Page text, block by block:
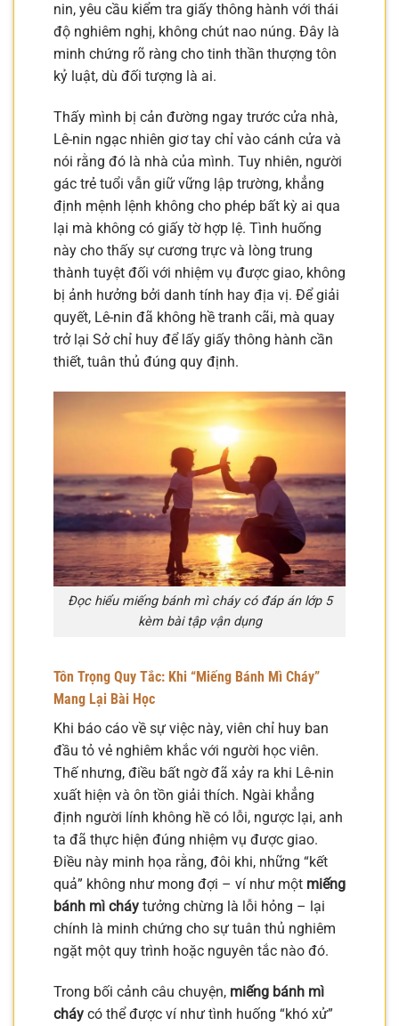
nin, yêu cầu kiểm tra giấy thông hành với thái
độ nghiêm nghị, không chút nao núng. Đây là
minh chứng rõ ràng cho tinh thần thượng tôn
kỷ luật, dù đối tượng là ai.
Thấy mình bị cản đường ngay trước cửa nhà,
Lê-nin ngạc nhiên giơ tay chỉ vào cánh cửa và
nói rằng đó là nhà của mình. Tuy nhiên, người
gác trẻ tuổi vẫn giữ vững lập trường, khẳng
định mệnh lệnh không cho phép bất kỳ ai qua
lại mà không có giấy tờ hợp lệ. Tình huống
này cho thấy sự cương trực và lòng trung
thành tuyệt đối với nhiệm vụ được giao, không
bị ảnh hưởng bởi danh tính hay địa vị. Để giải
quyết, Lê-nin đã không hề tranh cãi, mà quay
trở lại Sở chỉ huy để lấy giấy thông hành cần
thiết, tuân thủ đúng quy định.
Đọc hiểu miếng bánh mì cháy có đáp án lớp 5
kèm bài tập vận dụng
Tôn Trọng Quy Tắc: Khi “Miếng Bánh Mì Cháy”
Mang Lại Bài Học
Khi báo cáo về sự việc này, viên chỉ huy ban
đầu tỏ vẻ nghiêm khắc với người học viên.
Thế nhưng, điều bất ngờ đã xảy ra khi Lê-nin
xuất hiện và ôn tồn giải thích. Ngài khẳng
định người lính không hề có lỗi, ngược lại, anh
ta đã thực hiện đúng nhiệm vụ được giao.
Điều này minh họa rằng, đôi khi, những “kết
quả” không như mong đợi – ví như một miếng
bánh mì cháy tưởng chừng là lỗi hỏng – lại
chính là minh chứng cho sự tuân thủ nghiêm
ngặt một quy trình hoặc nguyên tắc nào đó.
Trong bối cảnh câu chuyện, miếng bánh mì
cháy có thể được ví như tình huống “khó xử”